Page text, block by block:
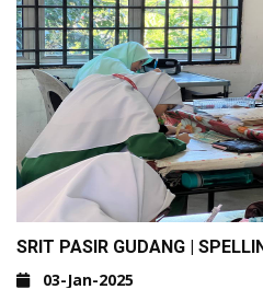
SRIT PASIR GUDANG |
03-Jan-2025